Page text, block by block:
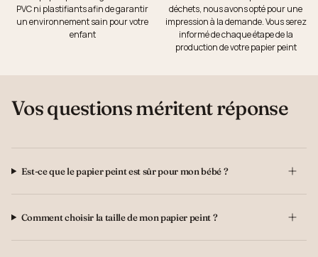
PVC ni plastifiants afin de garantir
un environnement sain pour votre
enfant
déchets, nous avons opté pour une
impression à la demande. Vous serez
informé de chaque étape de la
production de votre papier peint
Vos questions méritent réponse
Est-ce que le papier peint est sûr pour mon bébé ?
Comment choisir la taille de mon papier peint ?